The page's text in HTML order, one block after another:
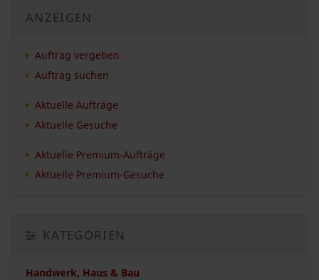
ANZEIGEN
Auftrag vergeben
Auftrag suchen
Aktuelle Aufträge
Aktuelle Gesuche
Aktuelle Premium-Aufträge
Aktuelle Premium-Gesuche
KATEGORIEN
Handwerk, Haus & Bau